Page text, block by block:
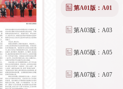
第A01版：A01
第A03版：A03
第A05版：A05
第A07版：A07